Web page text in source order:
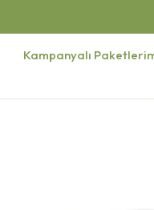
Kampanyalı